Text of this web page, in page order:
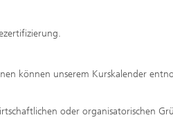
können unserem Kurskalender
oder organisatorischen